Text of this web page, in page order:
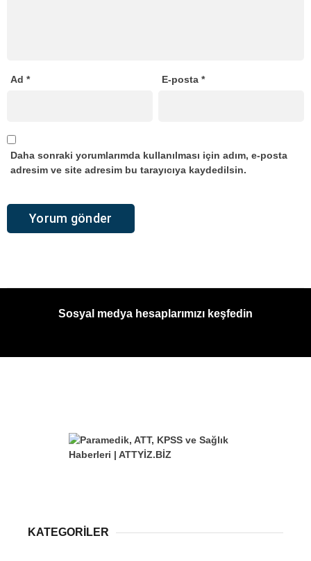
Ad * E-posta*
Daha sonraki yorumlarımda kullanılması için adım, e-posta
adresim ve site adresim bu tarayıcıya kaydedilsin.
Sosyal medya hesaplarımızı keşfedin
KATEGORİLER